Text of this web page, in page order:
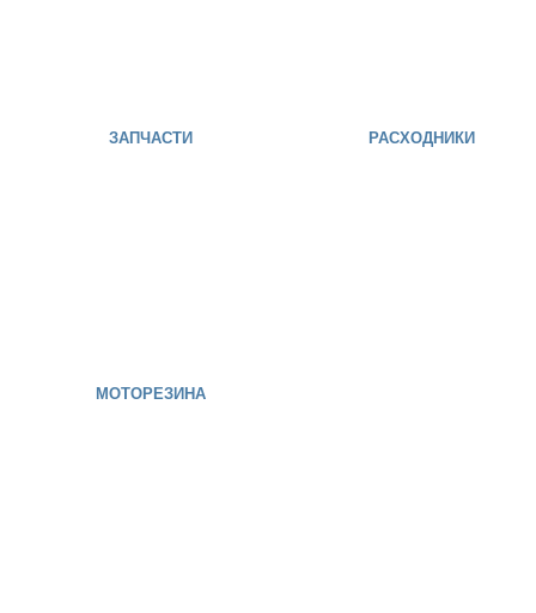
ЗАПЧАСТИ РАСХОДНИКИ
МОТОРЕЗИНА